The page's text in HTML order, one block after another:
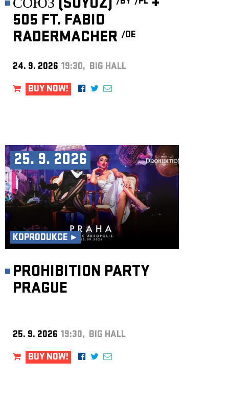
СОЮЗ (SOYUZ)
+
505 FT. FABIO
RADERMACHER /DE
24. 9. 2026 19:30, BIG HALL
BUY NOW!
25. 9. 2026
KOPRODUKCE ►
PROHIBITION PARTY
PRAGUE
25. 9. 2026 19:30, BIG HALL
BUY NOW!